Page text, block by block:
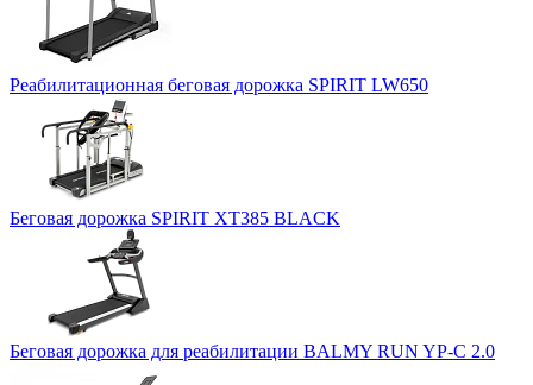
Реабилитационная беговая дорожка SPIRIT LW650
Беговая дорожка SPIRIT XT385 BLACK
Беговая дорожка для реабилитации BALMY RUN YP-C 2.0